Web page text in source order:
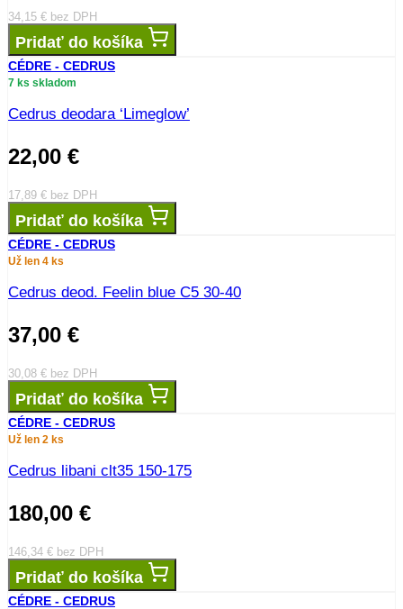
34,15 € bez DPH
Pridať do košíka
CÉDRE - CEDRUS
7 ks skladom
Cedrus deodara ‘Limeglow’
22,00 €
17,89 € bez DPH
Pridať do košíka
CÉDRE - CEDRUS
Už len 4 ks
Cedrus deod. Feelin blue C5 30-40
37,00 €
30,08 € bez DPH
Pridať do košíka
CÉDRE - CEDRUS
Už len 2 ks
Cedrus libani clt35 150-175
180,00 €
146,34 € bez DPH
Pridať do košíka
CÉDRE - CEDRUS